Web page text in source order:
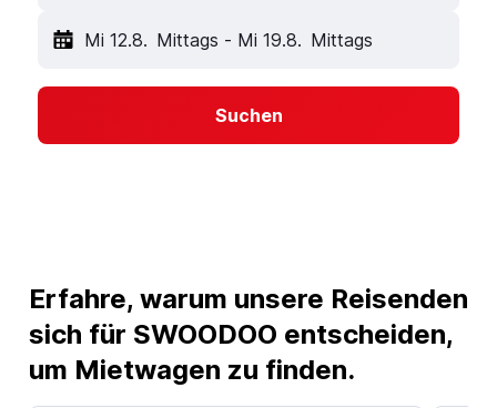
Mi 12.8. Mittags - Mi 19.8. Mittags
Suchen
Erfahre, warum unsere Reisenden
sich für SWOODOO entscheiden,
um Mietwagen zu finden.